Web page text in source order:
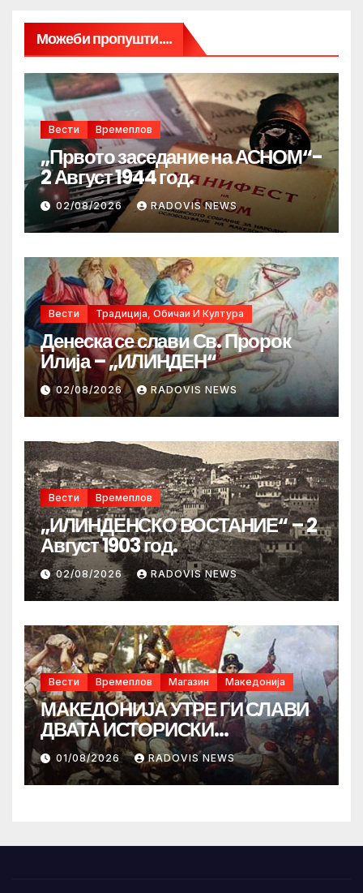
Можеби пропушти....
Вести Времеплов
„Првото заседание на АСНОМ“-
2 Август 1944 год.
02/08/2026 RADOVIS NEWS
Вести Традиција, Обичаи И Култура
Денеска се слави Св. Пророк
Илија – „ИЛИНДЕН“
02/08/2026 RADOVIS NEWS
Вести Времеплов
„ИЛИНДЕНСКО ВОСТАНИЕ“ – 2
Август 1903 год.
02/08/2026 RADOVIS NEWS
Вести Времеплов Магазин Македонија
МАКЕДОНИЈА УТРЕ ГИ СЛАВИ
ДВАТА ИСТОРИСКИ
ИЛИНДЕНА!
01/08/2026 RADOVIS NEWS